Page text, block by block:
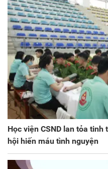
Học viện CSND lan tỏa tinh
hội hiến máu tình nguyện